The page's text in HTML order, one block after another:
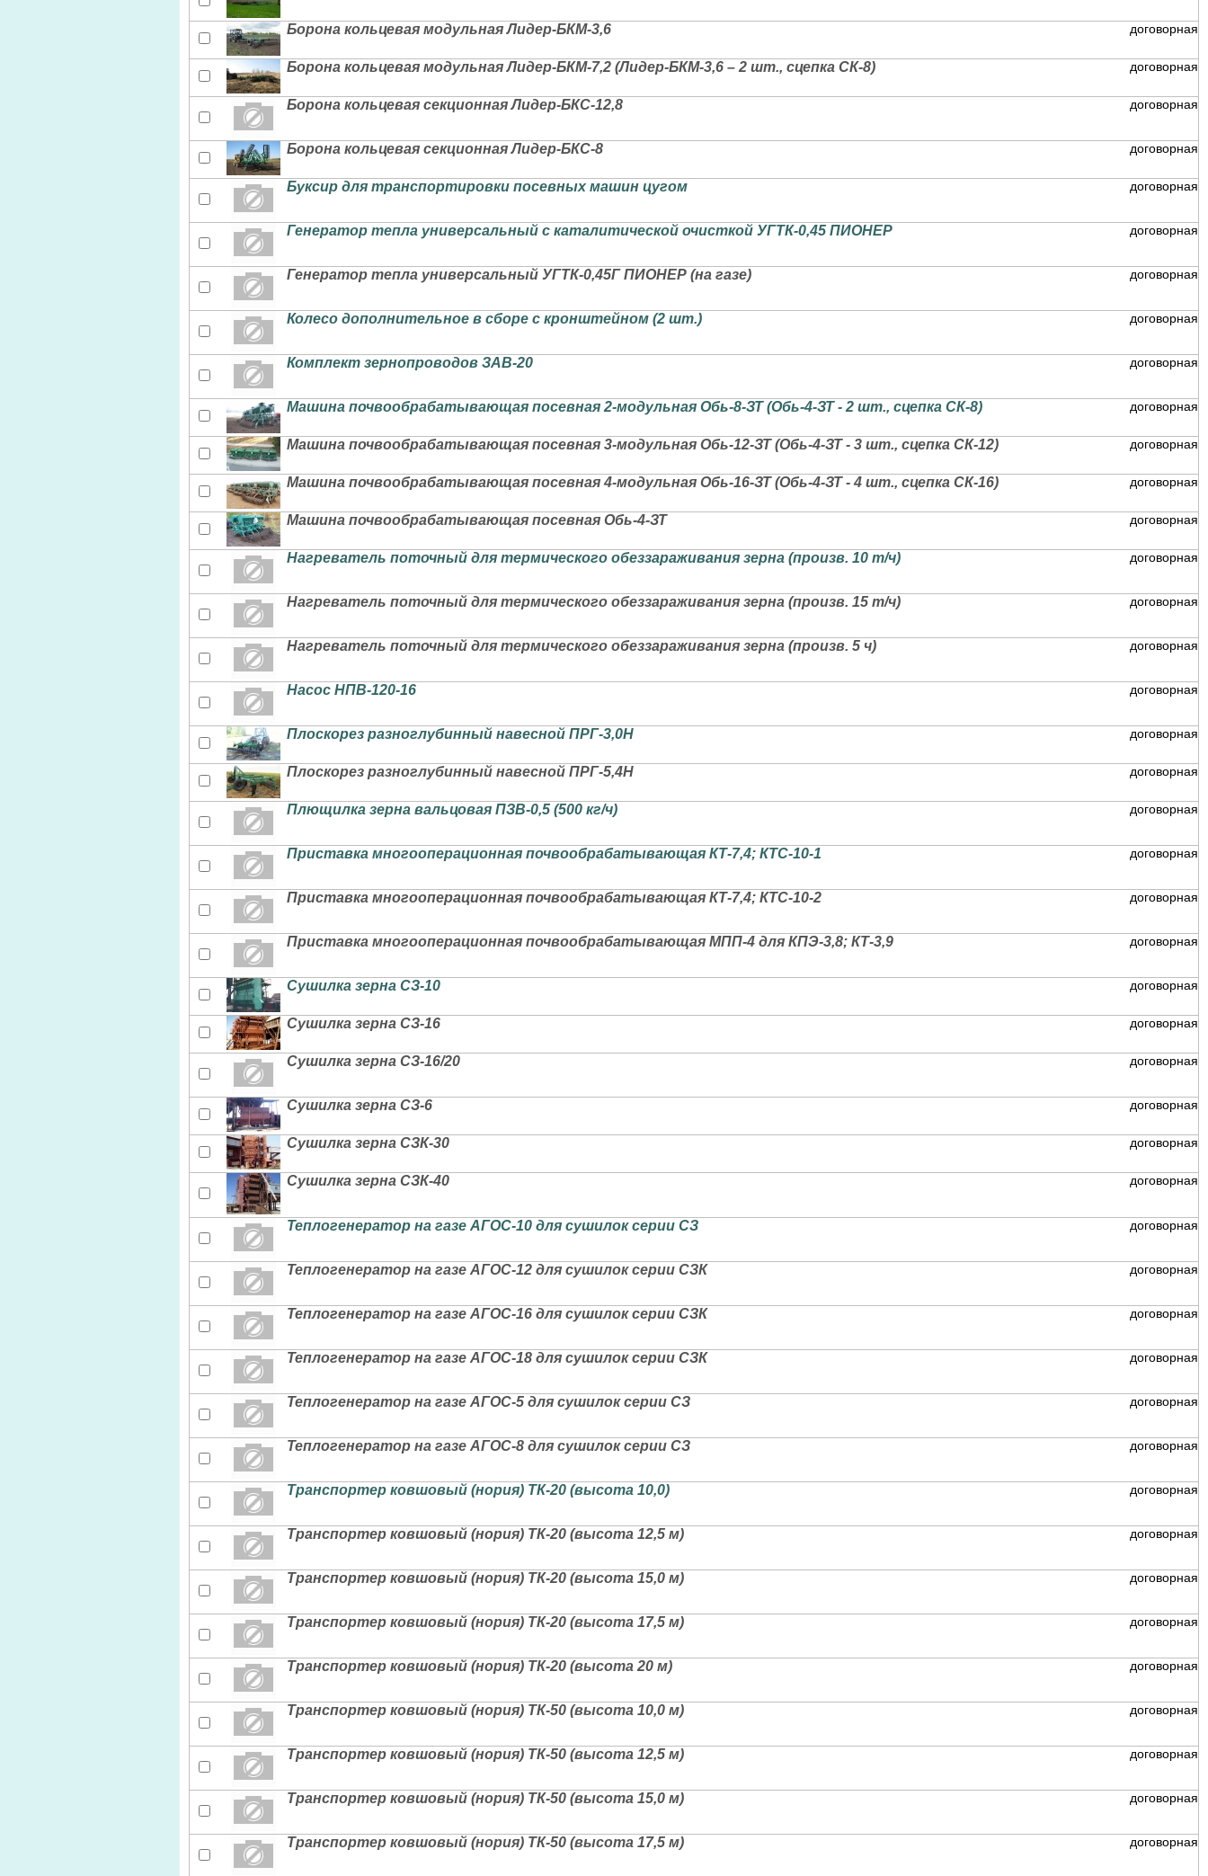
Борона кольцевая модульная Лидер-БКМ-3,6 договорная
Борона кольцевая модульная Лидер-БКМ-7,2 (Лидер-БКМ-3,6 – 2 шт., сцепка СК-8) договорная
Борона кольцевая секционная Лидер-БКС-12,8 договорная
Борона кольцевая секционная Лидер-БКС-8 договорная
Буксир для транспортировки посевных машин цугом договорная
Генератор тепла универсальный с каталитической очисткой УГТК-0,45 ПИОНЕР договорная
Генератор тепла универсальный УГТК-0,45Г ПИОНЕР (на газе) договорная
Колесо дополнительное в сборе с кронштейном (2 шт.) договорная
Комплект зернопроводов ЗАВ-20 договорная
Машина почвообрабатывающая посевная 2-модульная Обь-8-ЗТ (Обь-4-ЗТ - 2 шт., сцепка СК-8) договорная
Машина почвообрабатывающая посевная 3-модульная Обь-12-ЗТ (Обь-4-ЗТ - 3 шт., сцепка СК-12) договорная
Машина почвообрабатывающая посевная 4-модульная Обь-16-ЗТ (Обь-4-ЗТ - 4 шт., сцепка СК-16) договорная
Машина почвообрабатывающая посевная Обь-4-ЗТ договорная
Нагреватель поточный для термического обеззараживания зерна (произв. 10 т/ч) договорная
Нагреватель поточный для термического обеззараживания зерна (произв. 15 т/ч) договорная
Нагреватель поточный для термического обеззараживания зерна (произв. 5 ч) договорная
Насос НПВ-120-16 договорная
Плоскорез разноглубинный навесной ПРГ-3,0Н договорная
Плоскорез разноглубинный навесной ПРГ-5,4Н договорная
Плющилка зерна вальцовая ПЗВ-0,5 (500 кг/ч) договорная
Приставка многооперационная почвообрабатывающая КТ-7,4; КТС-10-1 договорная
Приставка многооперационная почвообрабатывающая КТ-7,4; КТС-10-2 договорная
Приставка многооперационная почвообрабатывающая МПП-4 для КПЭ-3,8; КТ-3,9 договорная
Сушилка зерна СЗ-10 договорная
Сушилка зерна СЗ-16 договорная
Сушилка зерна СЗ-16/20 договорная
Сушилка зерна СЗ-6 договорная
Сушилка зерна СЗК-30 договорная
Сушилка зерна СЗК-40 договорная
Теплогенератор на газе АГОС-10 для сушилок серии СЗ договорная
Теплогенератор на газе АГОС-12 для сушилок серии СЗК договорная
Теплогенератор на газе АГОС-16 для сушилок серии СЗК договорная
Теплогенератор на газе АГОС-18 для сушилок серии СЗК договорная
Теплогенератор на газе АГОС-5 для сушилок серии СЗ договорная
Теплогенератор на газе АГОС-8 для сушилок серии СЗ договорная
Транспортер ковшовый (нория) ТК-20 (высота 10,0) договорная
Транспортер ковшовый (нория) ТК-20 (высота 12,5 м) договорная
Транспортер ковшовый (нория) ТК-20 (высота 15,0 м) договорная
Транспортер ковшовый (нория) ТК-20 (высота 17,5 м) договорная
Транспортер ковшовый (нория) ТК-20 (высота 20 м) договорная
Транспортер ковшовый (нория) ТК-50 (высота 10,0 м) договорная
Транспортер ковшовый (нория) ТК-50 (высота 12,5 м) договорная
Транспортер ковшовый (нория) ТК-50 (высота 15,0 м) договорная
Транспортер ковшовый (нория) ТК-50 (высота 17,5 м) договорная